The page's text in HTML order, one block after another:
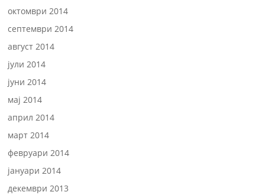
октомври 2014
септември 2014
август 2014
јули 2014
јуни 2014
мај 2014
април 2014
март 2014
февруари 2014
јануари 2014
декември 2013